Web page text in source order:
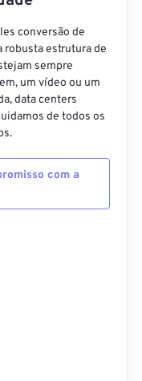
conversão de
robusta estrutura de
sempre
um vídeo ou um
data centers
de todos os
com a